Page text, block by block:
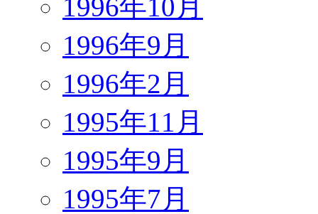
1996年10月
1996年9月
1996年2月
1995年11月
1995年9月
1995年7月